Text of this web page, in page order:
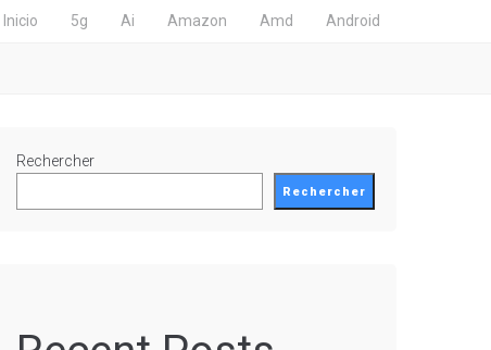
Inicio 5g Ai Amazon Amd Android
Rechercher
Rechercher